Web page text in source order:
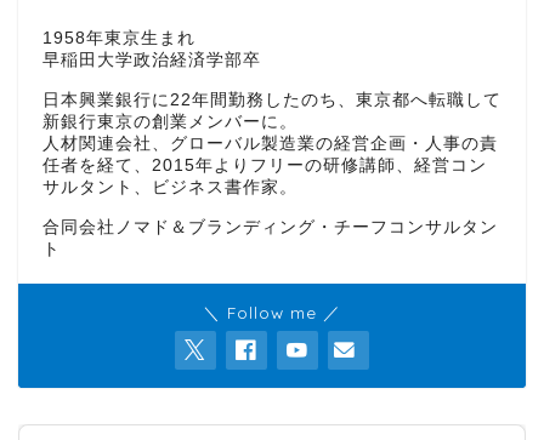
1958年東京生まれ
早稲田大学政治経済学部卒
日本興業銀行に22年間勤務したのち、東京都へ転職して
新銀行東京の創業メンバーに。
人材関連会社、グローバル製造業の経営企画・人事の責
任者を経て、2015年よりフリーの研修講師、経営コン
サルタント、ビジネス書作家。
合同会社ノマド＆ブランディング・チーフコンサルタン
ト
＼ Follow me ／